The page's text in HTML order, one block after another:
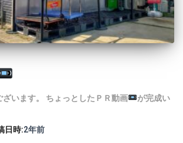
います。 ちょっとしたＰＲ動画
が完成い
日時:2年前